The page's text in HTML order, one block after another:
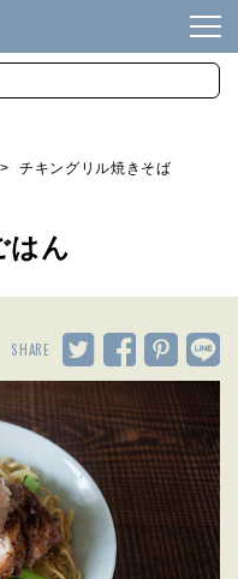
チキングリル焼きそば
はん
SHARE